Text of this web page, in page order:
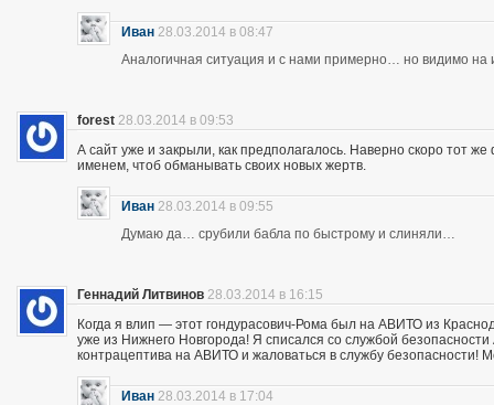
Иван 28.03.2014 в 08:47
Аналогичная ситуация и с нами примерно… но видимо на
forest 28.03.2014 в 09:53
А сайт уже и закрыли, как предполагалось. Наверно скоро тот
именем, чтоб обманывать своих новых жертв.
Иван 28.03.2014 в 09:55
Думаю да… срубили бабла по быстрому и слиняли…
Геннадий Литвинов 28.03.2014 в 16:15
Когда я влип — этот гондурасович-Рома был на АВИТО из
уже из Нижнего Новгорода! Я списался со службой
контрацептива на АВИТО и жаловаться в службу безопасности!
Иван 28.03.2014 в 17:04